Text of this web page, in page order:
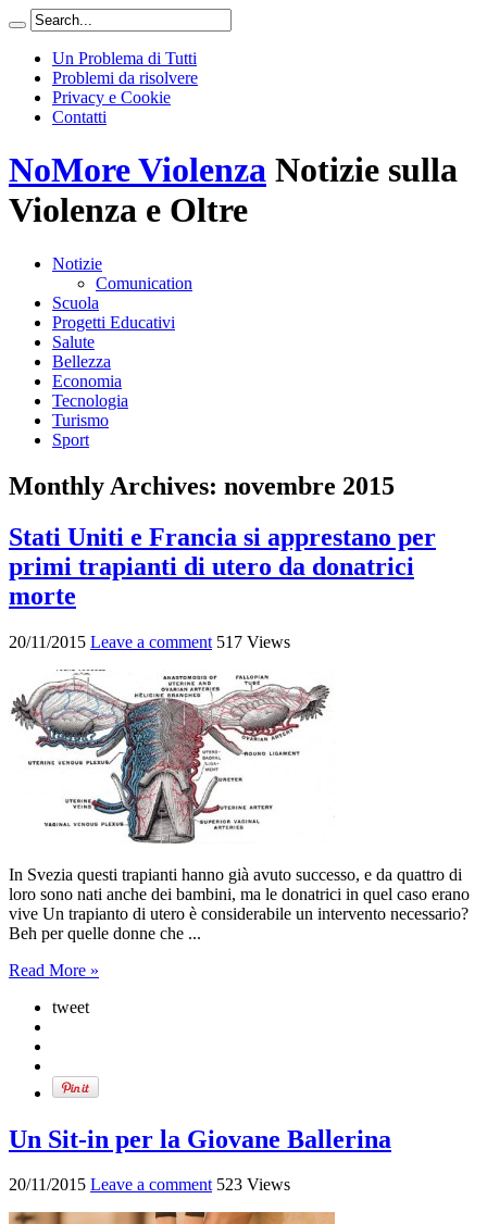
Un Problema di Tutti
Problemi da risolvere
Privacy e Cookie
Contatti
NoMore Violenza Notizie sulla
Violenza e Oltre
Notizie
Comunication
Scuola
Progetti Educativi
Salute
Bellezza
Economia
Tecnologia
Turismo
Sport
Monthly Archives: novembre 2015
Stati Uniti e Francia si apprestano per
primi trapianti di utero da donatrici
morte
20/11/2015 Leave a comment 517 Views
In Svezia questi trapianti hanno già avuto successo, e da quattro di
loro sono nati anche dei bambini, ma le donatrici in quel caso erano
vive Un trapianto di utero è considerabile un intervento necessario?
Beh per quelle donne che ...
Read More »
tweet
Un Sit-in per la Giovane Ballerina
20/11/2015 Leave a comment 523 Views